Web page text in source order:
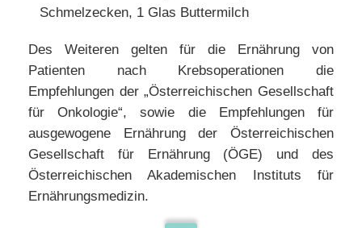
Schmelzecken, 1 Glas Buttermilch
Des Weiteren gelten für die Ernährung von
Patienten nach Krebsoperationen die
Empfehlungen der „Österreichischen Gesellschaft
für Onkologie“, sowie die Empfehlungen für
ausgewogene Ernährung der Österreichischen
Gesellschaft für Ernährung (ÖGE) und des
Österreichischen Akademischen Instituts für
Ernährungsmedizin.